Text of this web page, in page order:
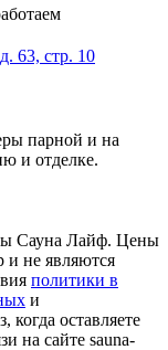
63, стр. 10
парной и на
и отделке.
Сауна Лайф. Цены
и не являются
политики в
и
когда оставляете
на сайте sauna-